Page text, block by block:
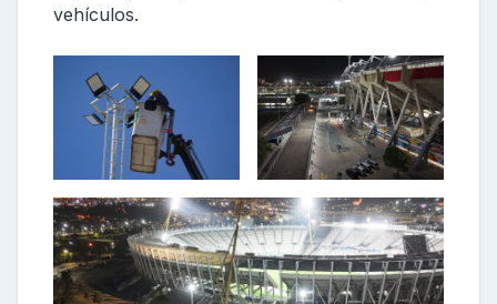
vehículos.